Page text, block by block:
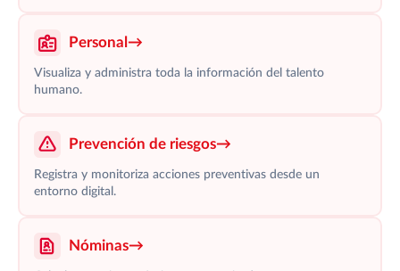
Personal →
Visualiza y administra toda la información del talento
humano.
Prevención de riesgos→
Registra y monitoriza acciones preventivas desde un
entorno digital.
Nóminas→